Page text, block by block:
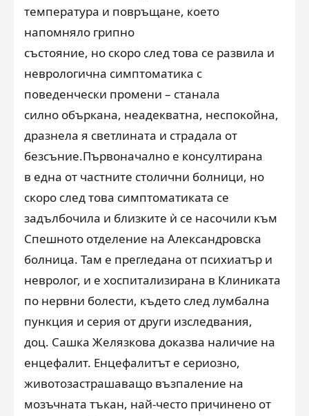
температура и повръщане, което
напомняло грипно
състояние, но скоро след това се развила и
неврологична симптоматика с
поведенчески промени – станала
силно объркана, неадекватна, неспокойна,
дразнела я светлината и страдала от
безсъние.Първоначално е консултирана
в една от частните столични болници, но
скоро след това симптоматиката се
задълбочила и близките ѝ се насочили към
Спешното отделение на Александровска
болница. Там е прегледана от психиатър и
невролог, и е хоспитализирана в Клиниката
по нервни болести, където след лумбална
пункция и серия от други изследвания,
доц. Сашка Желязкова доказва наличие на
енцефалит. Енцефалитът е сериозно,
животозастрашаващо възпаление на
мозъчната тъкан, най-често причинено от